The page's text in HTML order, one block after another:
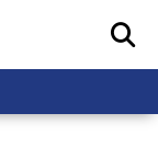
BUSCAR